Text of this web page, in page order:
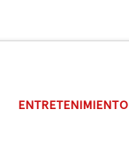
ENTRETENIMIENTO